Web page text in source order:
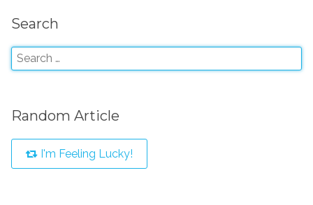
Search
Random Article
I'm Feeling Lucky!